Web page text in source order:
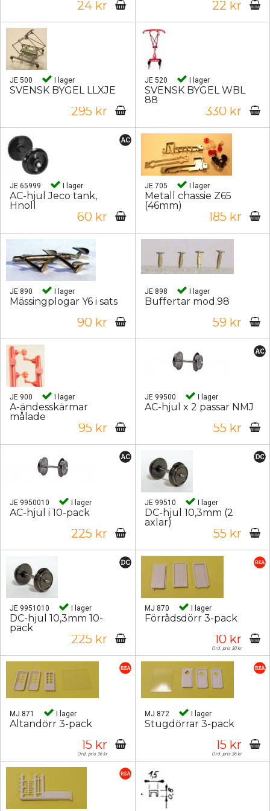
24 kr 22 kr
JE 500 I lager
SVENSK BYGEL LLXJE
295 kr
JE 520 I lager
SVENSK BYGEL WBL
88
330 kr
JE 65999 I lager
AC-hjul Jeco tank,
Hnoll
60 kr
JE 705 I lager
Metall chassie Z65
(46mm)
185 kr
JE 890 I lager
Mässingplogar Y6 i sats
90 kr
JE 898 I lager
Buffertar mod.98
59 kr
JE 900 I lager
A-ändesskärmar
målade
95 kr
JE 99500 I lager
AC-hjul x 2 passar NMJ
55 kr
JE 9950010 I lager
AC-hjul i 10-pack
225 kr
JE 99510 I lager
DC-hjul 10,3mm (2
axlar)
55 kr
JE 9951010 I lager
DC-hjul 10,3mm 10-
pack
225 kr
MJ 870 I lager
Förrådsdörr 3-pack
10 kr
Ord. pris 30 kr
MJ 871 I lager
Altandörr 3-pack
15 kr
Ord. pris 36 kr
MJ 872 I lager
Stugdörrar 3-pack
15 kr
Ord. pris 36 kr